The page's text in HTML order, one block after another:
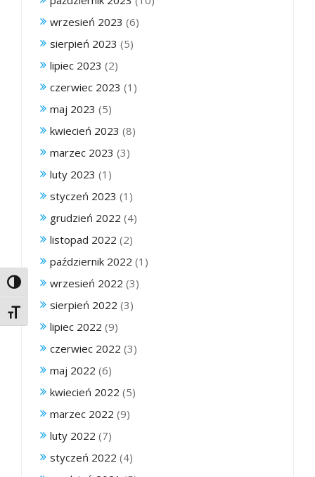
Toggle High Contrast
Toggle Font size
wrzesień 2023 (6)
sierpień 2023 (5)
lipiec 2023 (2)
czerwiec 2023 (1)
maj 2023 (5)
kwiecień 2023 (8)
marzec 2023 (3)
luty 2023 (1)
styczeń 2023 (1)
grudzień 2022 (4)
listopad 2022 (2)
październik 2022 (1)
wrzesień 2022 (3)
sierpień 2022 (3)
lipiec 2022 (9)
czerwiec 2022 (3)
maj 2022 (6)
kwiecień 2022 (5)
marzec 2022 (9)
luty 2022 (7)
styczeń 2022 (4)